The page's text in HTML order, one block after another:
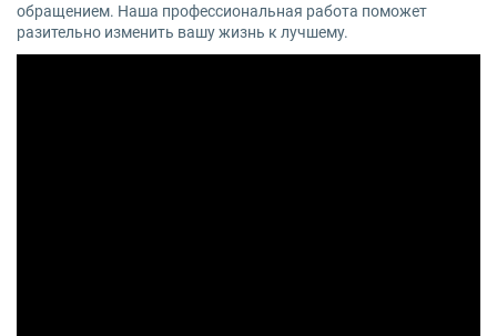
обращением. Наша профессиональная работа поможет
разительно изменить вашу жизнь к лучшему.